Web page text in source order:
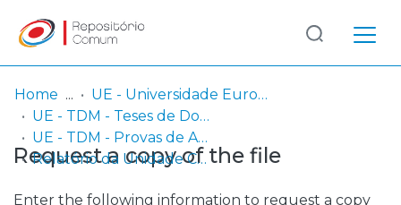
Communities
& Collections
Browse repository
Log
In
(current)
Home
UE - Universidade Europeia
UE - TDM - Teses de Doutoramento e Mestrado
UE - TDM - Provas de Agregação
Relatório da Unidade Curricular de Marketing Turístico
Request a copy of the file
Enter the following information to request a copy